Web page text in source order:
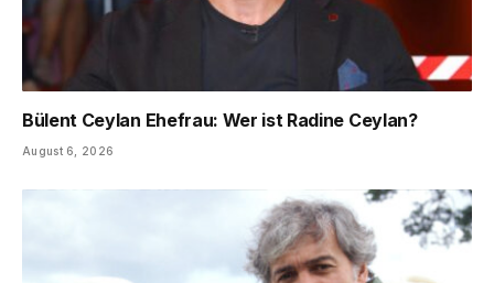
Bülent Ceylan Ehefrau: Wer ist Radine Ceylan?
August 6, 2026